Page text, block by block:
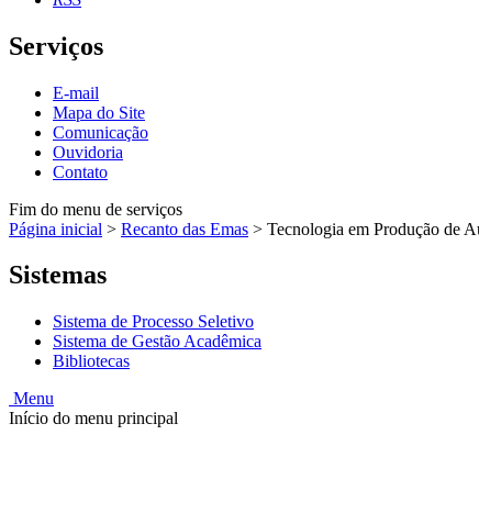
Serviços
E-mail
Mapa do Site
Comunicação
Ouvidoria
Contato
Fim do menu de serviços
Página inicial > Recanto das Emas > Tecnologia em Produção de
Sistemas
Sistema de Processo Seletivo
Sistema de Gestão Acadêmica
Bibliotecas
Menu
Início do menu principal